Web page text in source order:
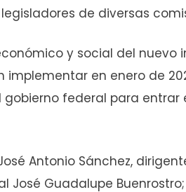
de diversas
y social del nuevo
implementar en enero de
federal para entrar
Antonio Sánchez,
José Guadalupe